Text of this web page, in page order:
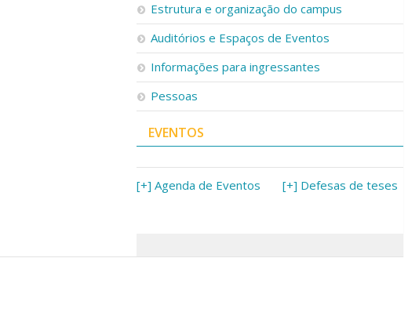
Estrutura e organização do campus
Auditórios e Espaços de Eventos
Informações para ingressantes
Pessoas
EVENTOS
[+] Agenda de Eventos [+] Defesas de teses